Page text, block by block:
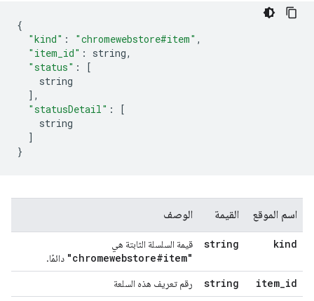
{
"kind" : "chromewebstore#item" ,
"item_id" : string,
"status" :
[
string
],
"statusDetail" :
[
string
]
}
اسم الموقع القيمة الوصف
kind
string قيمة السلسلة الثابتة هي
"chromewebstore#item" دائمًا.
item_id
string رقم تعريف هذه السلعة